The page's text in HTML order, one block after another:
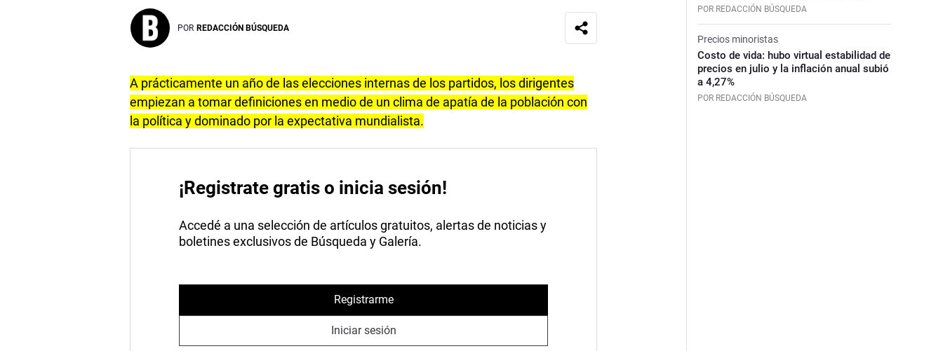
POR REDACCIÓN BÚSQUEDA
A prácticamente un año de las elecciones internas de los partidos, los dirigentes
empiezan a tomar definiciones en medio de un clima de apatía de la población con
la política y dominado por la expectativa mundialista.
¡Registrate gratis o inicia sesión!
Accedé a una selección de artículos gratuitos, alertas de noticias y
boletines exclusivos de Búsqueda y Galería.
Registrarme
Iniciar sesión
POR REDACCIÓN BÚSQUEDA
Precios minoristas
Costo de vida: hubo virtual estabilidad de
precios en julio y la inflación anual subió
a 4,27%
POR REDACCIÓN BÚSQUEDA